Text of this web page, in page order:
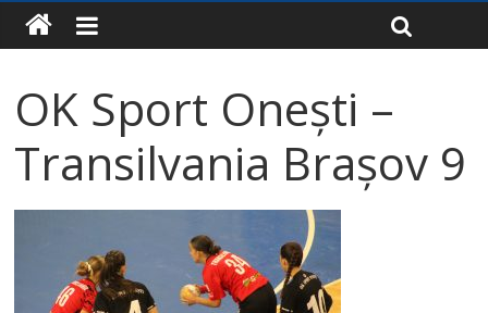
OK Sport Onești –
Transilvania Brașov 9